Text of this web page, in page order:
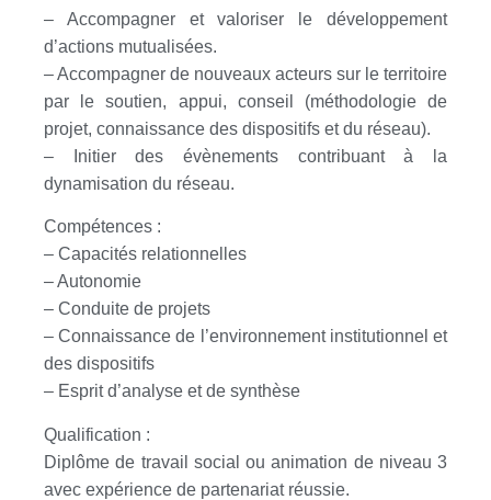
– Accompagner et valoriser le développement
d’actions mutualisées.
– Accompagner de nouveaux acteurs sur le territoire
par le soutien, appui, conseil (méthodologie de
projet, connaissance des dispositifs et du réseau).
– Initier des évènements contribuant à la
dynamisation du réseau.
Compétences :
– Capacités relationnelles
– Autonomie
– Conduite de projets
– Connaissance de l’environnement institutionnel et
des dispositifs
– Esprit d’analyse et de synthèse
Qualification :
Diplôme de travail social ou animation de niveau 3
avec expérience de partenariat réussie.